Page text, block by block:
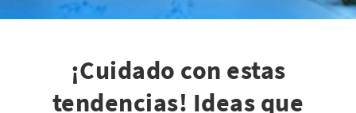
¡Cuidado con estas
tendencias! Ideas que